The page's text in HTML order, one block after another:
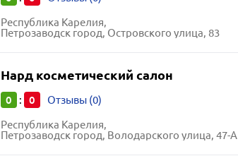
Республика Карелия,
Петрозаводск город, Островского улица, 83
Нард косметический салон
0 : 0 Отзывы (0)
Республика Карелия,
Петрозаводск город, Володарского улица, 47-А